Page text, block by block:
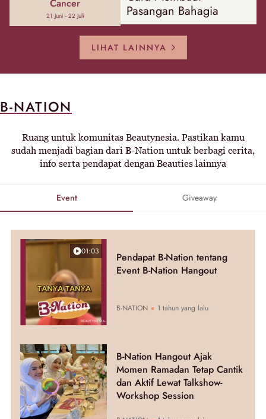
Cancer
21 Juni - 22 Juli
Pasangan Bahagia
LIHAT LAINNYA
B-NATION
Ruang untuk komunitas Beautynesia. Pastikan kamu
sudah menjadi bagian dari B-Nation untuk berbagi cerita,
info serta pendapat dengan Beauties lainnya
Event Giveaway
01:03
Pendapat B-Nation tentang
Event B-Nation Hangout
B-NATION 1 tahun yang lalu
B-Nation Hangout Ajak
Momen Ramadan Tetap Cantik
dan Aktif Lewat Talkshow-
Workshop Session